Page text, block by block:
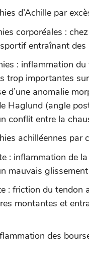
d’Achille par
corporéales :
entraînant
: inflammation
trop importantes
d’une anomalie
Haglund (angle
conflit entre la
achilléennes par
: inflammation de
mauvais
: friction du tendon
montantes et
des